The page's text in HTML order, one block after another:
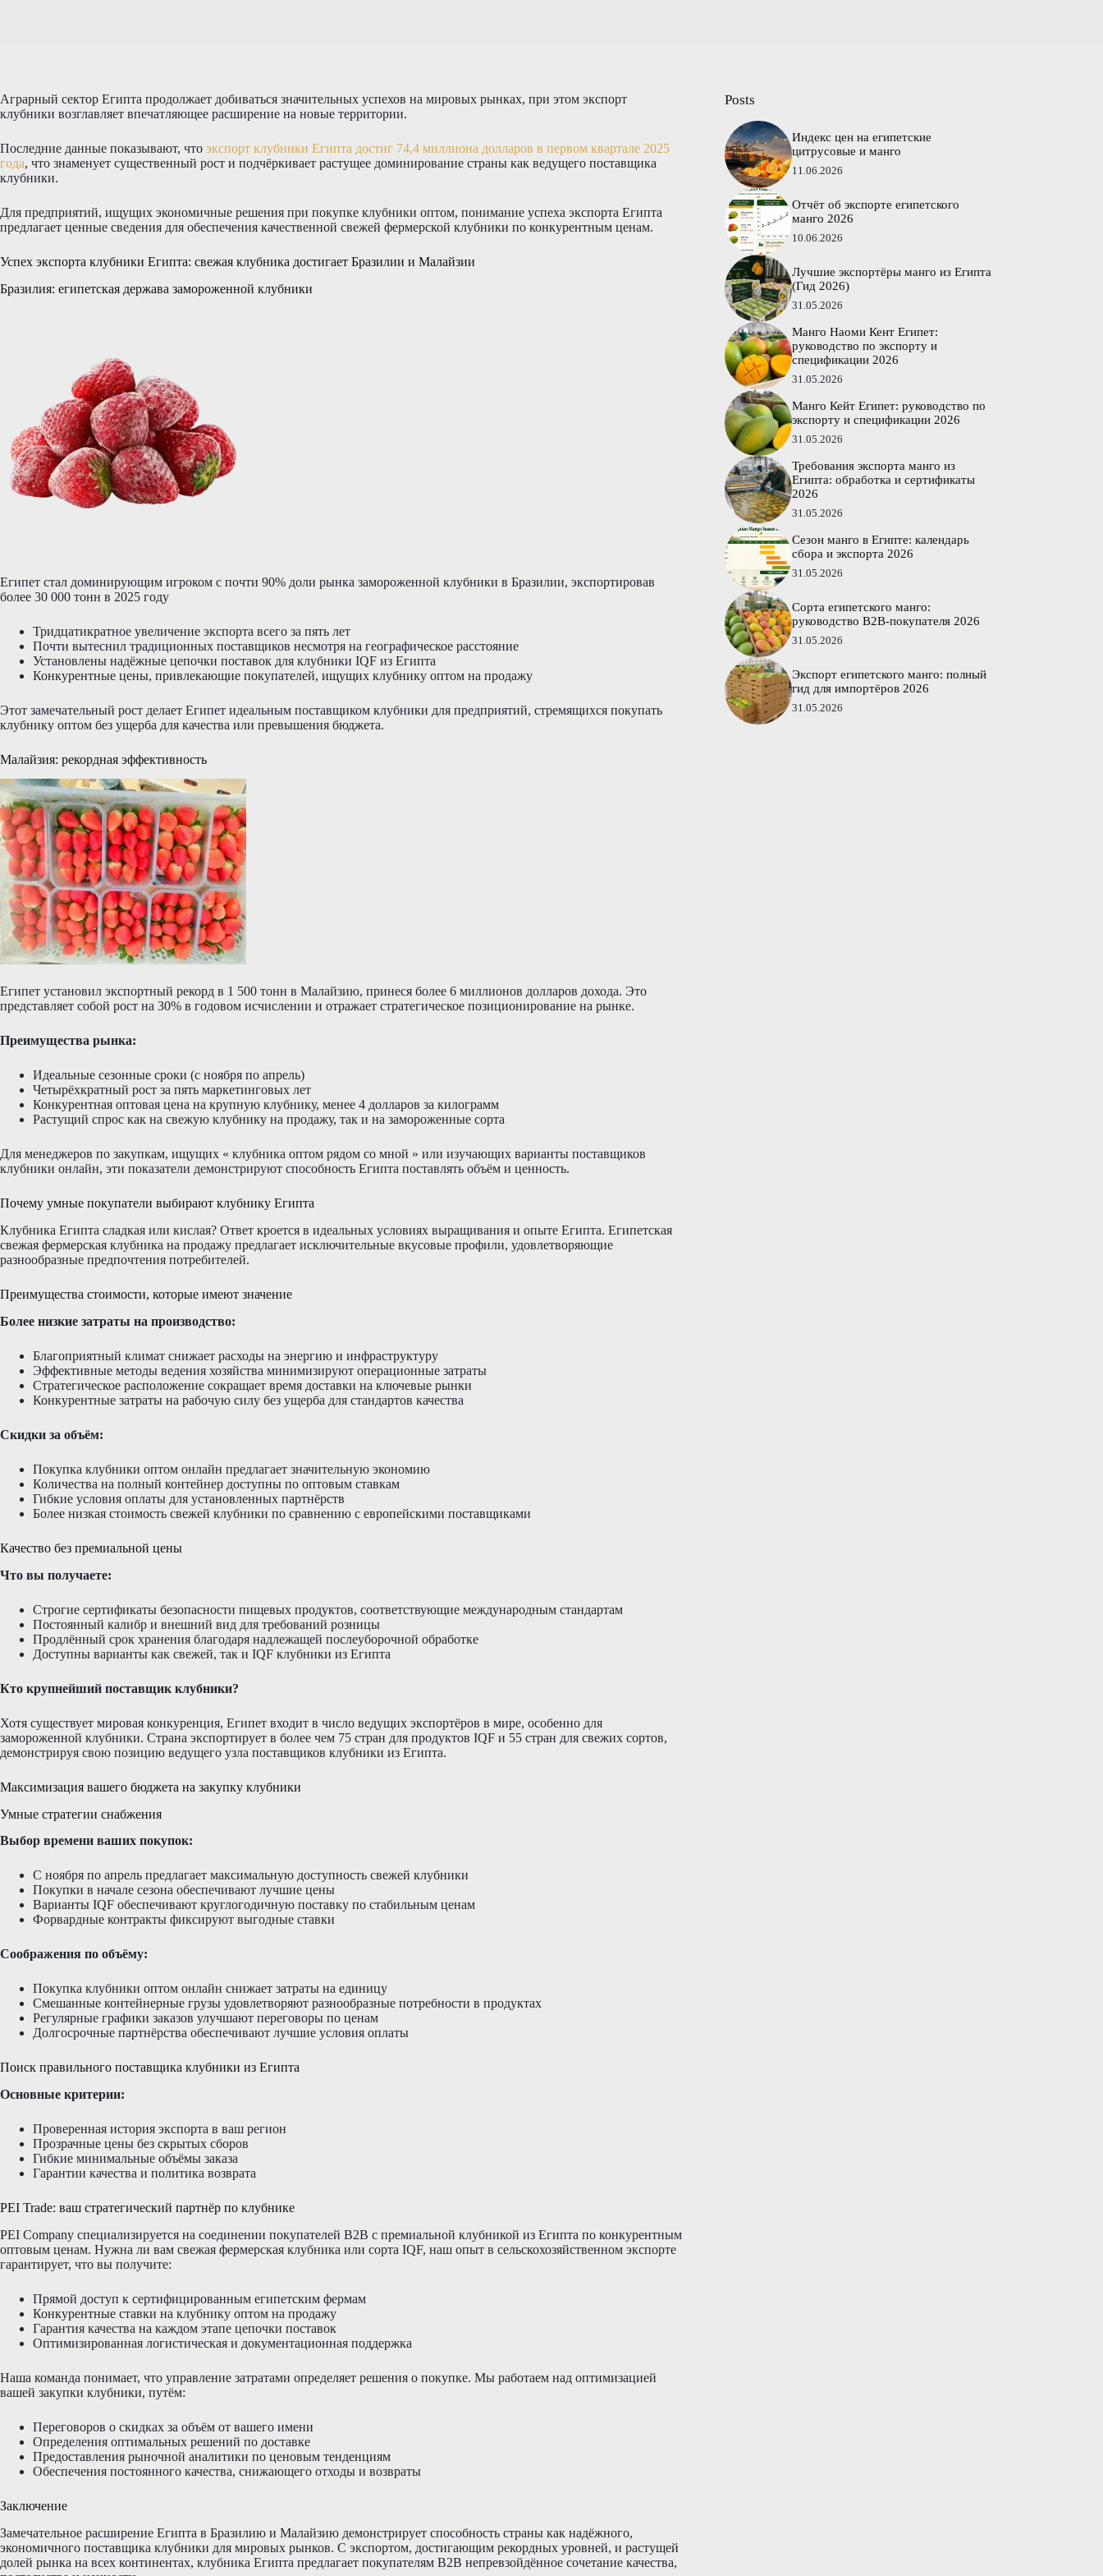
Аграрный сектор Египта продолжает добиваться значительных успехов на мировых рынках, при этом экспорт
клубники возглавляет впечатляющее расширение на новые территории.
Последние данные показывают, что экспорт клубники Египта достиг 74,4 миллиона долларов в первом квартале 2025
года, что знаменует существенный рост и подчёркивает растущее доминирование страны как ведущего поставщика
клубники.
Для предприятий, ищущих экономичные решения при покупке клубники оптом, понимание успеха экспорта Египта
предлагает ценные сведения для обеспечения качественной свежей фермерской клубники по конкурентным ценам.
Успех экспорта клубники Египта: свежая клубника достигает Бразилии и Малайзии
Бразилия: египетская держава замороженной клубники
Египет стал доминирующим игроком с почти 90% доли рынка замороженной клубники в Бразилии, экспортировав
более 30 000 тонн в 2025 году
Тридцатикратное увеличение экспорта всего за пять лет
Почти вытеснил традиционных поставщиков несмотря на географическое расстояние
Установлены надёжные цепочки поставок для клубники IQF из Египта
Конкурентные цены, привлекающие покупателей, ищущих клубнику оптом на продажу
Этот замечательный рост делает Египет идеальным поставщиком клубники для предприятий, стремящихся покупать
клубнику оптом без ущерба для качества или превышения бюджета.
Малайзия: рекордная эффективность
Египет установил экспортный рекорд в 1 500 тонн в Малайзию, принеся более 6 миллионов долларов дохода. Это
представляет собой рост на 30% в годовом исчислении и отражает стратегическое позиционирование на рынке.
Преимущества рынка:
Идеальные сезонные сроки (с ноября по апрель)
Четырёхкратный рост за пять маркетинговых лет
Конкурентная оптовая цена на крупную клубнику, менее 4 долларов за килограмм
Растущий спрос как на свежую клубнику на продажу, так и на замороженные сорта
Для менеджеров по закупкам, ищущих « клубника оптом рядом со мной » или изучающих варианты поставщиков
клубники онлайн, эти показатели демонстрируют способность Египта поставлять объём и ценность.
Почему умные покупатели выбирают клубнику Египта
Клубника Египта сладкая или кислая? Ответ кроется в идеальных условиях выращивания и опыте Египта. Египетская
свежая фермерская клубника на продажу предлагает исключительные вкусовые профили, удовлетворяющие
разнообразные предпочтения потребителей.
Преимущества стоимости, которые имеют значение
Более низкие затраты на производство:
Благоприятный климат снижает расходы на энергию и инфраструктуру
Эффективные методы ведения хозяйства минимизируют операционные затраты
Стратегическое расположение сокращает время доставки на ключевые рынки
Конкурентные затраты на рабочую силу без ущерба для стандартов качества
Скидки за объём:
Покупка клубники оптом онлайн предлагает значительную экономию
Количества на полный контейнер доступны по оптовым ставкам
Гибкие условия оплаты для установленных партнёрств
Более низкая стоимость свежей клубники по сравнению с европейскими поставщиками
Качество без премиальной цены
Что вы получаете:
Строгие сертификаты безопасности пищевых продуктов, соответствующие международным стандартам
Постоянный калибр и внешний вид для требований розницы
Продлённый срок хранения благодаря надлежащей послеуборочной обработке
Доступны варианты как свежей, так и IQF клубники из Египта
Кто крупнейший поставщик клубники?
Хотя существует мировая конкуренция, Египет входит в число ведущих экспортёров в мире, особенно для
замороженной клубники. Страна экспортирует в более чем 75 стран для продуктов IQF и 55 стран для свежих сортов,
демонстрируя свою позицию ведущего узла поставщиков клубники из Египта.
Максимизация вашего бюджета на закупку клубники
Умные стратегии снабжения
Выбор времени ваших покупок:
С ноября по апрель предлагает максимальную доступность свежей клубники
Покупки в начале сезона обеспечивают лучшие цены
Варианты IQF обеспечивают круглогодичную поставку по стабильным ценам
Форвардные контракты фиксируют выгодные ставки
Соображения по объёму:
Покупка клубники оптом онлайн снижает затраты на единицу
Смешанные контейнерные грузы удовлетворяют разнообразные потребности в продуктах
Регулярные графики заказов улучшают переговоры по ценам
Долгосрочные партнёрства обеспечивают лучшие условия оплаты
Поиск правильного поставщика клубники из Египта
Основные критерии:
Проверенная история экспорта в ваш регион
Прозрачные цены без скрытых сборов
Гибкие минимальные объёмы заказа
Гарантии качества и политика возврата
PEI Trade: ваш стратегический партнёр по клубнике
PEI Company специализируется на соединении покупателей B2B с премиальной клубникой из Египта по конкурентным
оптовым ценам. Нужна ли вам свежая фермерская клубника или сорта IQF, наш опыт в сельскохозяйственном экспорте
гарантирует, что вы получите:
Прямой доступ к сертифицированным египетским фермам
Конкурентные ставки на клубнику оптом на продажу
Гарантия качества на каждом этапе цепочки поставок
Оптимизированная логистическая и документационная поддержка
Наша команда понимает, что управление затратами определяет решения о покупке. Мы работаем над оптимизацией
вашей закупки клубники, путём:
Переговоров о скидках за объём от вашего имени
Определения оптимальных решений по доставке
Предоставления рыночной аналитики по ценовым тенденциям
Обеспечения постоянного качества, снижающего отходы и возвраты
Заключение
Замечательное расширение Египта в Бразилию и Малайзию демонстрирует способность страны как надёжного,
экономичного поставщика клубники для мировых рынков. С экспортом, достигающим рекордных уровней, и растущей
долей рынка на всех континентах, клубника Египта предлагает покупателям B2B непревзойдённое сочетание качества,
Posts
Индекс цен на египетские
цитрусовые и манго
11.06.2026
Отчёт об экспорте египетского
манго 2026
10.06.2026
Лучшие экспортёры манго из Египта
(Гид 2026)
31.05.2026
Манго Наоми Кент Египет:
руководство по экспорту и
спецификации 2026
31.05.2026
Манго Кейт Египет: руководство по
экспорту и спецификации 2026
31.05.2026
Требования экспорта манго из
Египта: обработка и сертификаты
2026
31.05.2026
Сезон манго в Египте: календарь
сбора и экспорта 2026
31.05.2026
Сорта египетского манго:
руководство B2B-покупателя 2026
31.05.2026
Экспорт египетского манго: полный
гид для импортёров 2026
31.05.2026